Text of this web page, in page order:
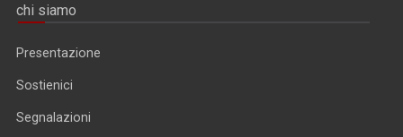
chi siamo
Presentazione
Sostienici
Segnalazioni